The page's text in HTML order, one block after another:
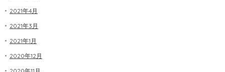
2021年4月
2021年3月
2021年1月
2020年12月